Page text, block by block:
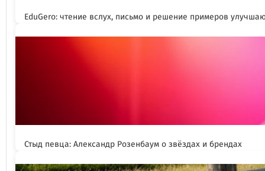
EduGero: чтение вслух, письмо и решение примеров
Стыд певца: Александр Розенбаум о звёздах и брендах